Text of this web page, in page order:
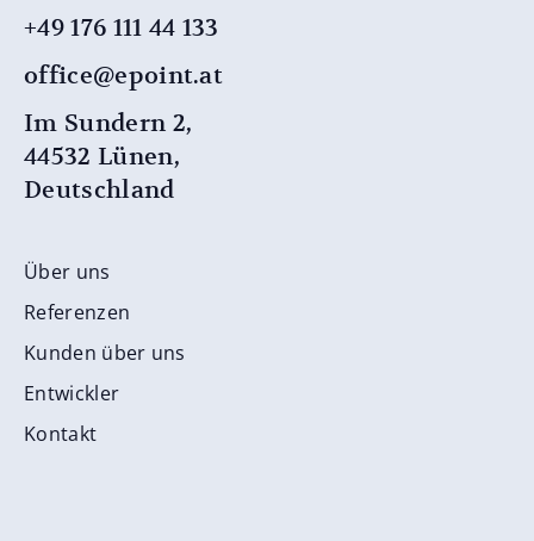
+49 176 111 44 133
office@epoint.at
Im Sundern 2,
44532 Lünen,
Deutschland
Über uns
Referenzen
Kunden über uns
Entwickler
Kontakt